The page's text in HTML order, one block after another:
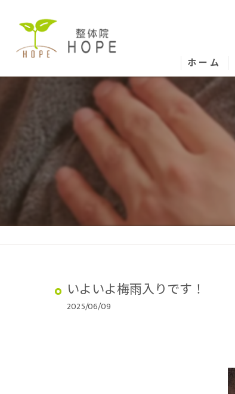
ホーム
いよいよ梅雨入りです！
2025/06/09